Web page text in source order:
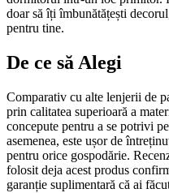
doar să îți îmbunătățești
pentru tine.
De ce să Alegi
Comparativ cu alte lenjerii de
prin calitatea superioară a
concepute pentru a se potrivi
asemenea, este ușor de
pentru orice gospodărie.
folosit deja acest produs
garanție suplimentară că ai